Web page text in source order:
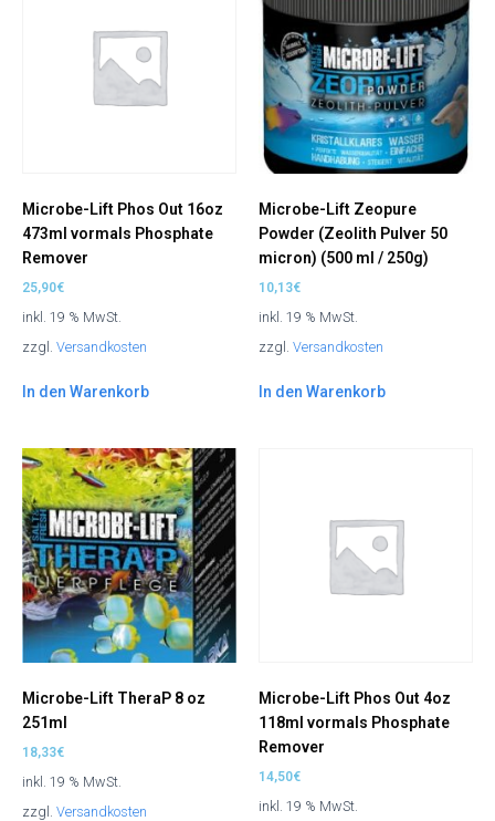
Microbe-Lift Phos Out 16oz
473ml vormals Phosphate
Remover
25,90€
inkl. 19 % MwSt.
zzgl. Versandkosten
In den Warenkorb
Microbe-Lift Zeopure
Powder (Zeolith Pulver 50
micron) (500 ml / 250g)
10,13€
inkl. 19 % MwSt.
zzgl. Versandkosten
In den Warenkorb
Microbe-Lift TheraP 8 oz
251ml
18,33€
inkl. 19 % MwSt.
zzgl. Versandkosten
Microbe-Lift Phos Out 4oz
118ml vormals Phosphate
Remover
14,50€
inkl. 19 % MwSt.